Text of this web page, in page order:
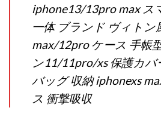
iphone13/13pro max ス
一体 ブランド ヴィトン
max/12pro ケース 手帳
ン11/11pro/xs 保護カバ
バッグ 収納 iphonexs
ス 衝撃吸収